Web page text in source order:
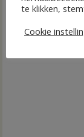
te klikken,
Cookie